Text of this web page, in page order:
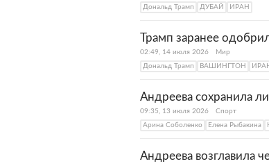
Дональд Трамп
ДУБАЙ ИРАН
Трамп заранее
02:49, 14 июля 2026
Мир
Дональд Трамп
ВАШИНГТОН
Андреева сохранила
09:35, 13 июля 2026
Спорт
Арина Соболенко
Елена Рыбакина
Андреева возглавила